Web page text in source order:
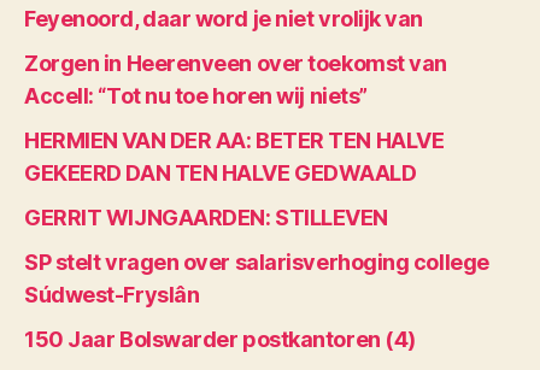
Feyenoord, daar word je niet vrolijk van
Zorgen in Heerenveen over toekomst van
Accell: “Tot nu toe horen wij niets”
HERMIEN VAN DER AA: BETER TEN HALVE
GEKEERD DAN TEN HALVE GEDWAALD
GERRIT WIJNGAARDEN: STILLEVEN
SP stelt vragen over salarisverhoging college
Súdwest-Fryslân
150 Jaar Bolswarder postkantoren (4)